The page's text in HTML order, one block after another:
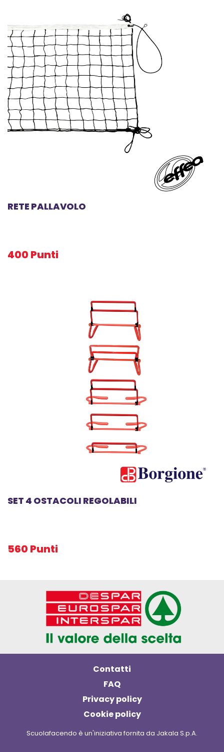
RETE PALLAVOLO
400 Punti
SET 4 OSTACOLI REGOLABILI
560 Punti
Contatti
FAQ
Privacy policy
Cookie policy
Scuolafacendo è un'iniziativa fornita da Jakala S.p.A.